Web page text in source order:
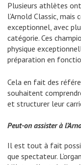
Plusieurs athlètes
l’Arnold Classic,
exceptionnel, avec
catégorie. Ces
physique
préparation en
Cela en fait des
souhaitent
et structurer leur
Peut-on assister à
Il est tout à fait
que spectateur.